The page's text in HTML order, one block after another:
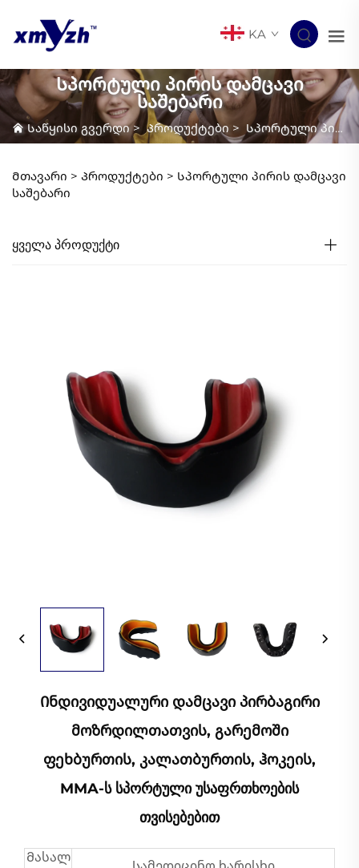
KA
Სპორტული პირის დამცავი
საშებარი
Საწყისი გვერდი> Პროდუქტები > Სპორტული პირის დამცავი საშებარი
Მთავარი > Პროდუქტები > Სპორტული პირის დამცავი
საშებარი
ᲧᲕᲔᲚᲐ ᲞᲠᲝᲓᲣᲥᲢᲘ
Ინდივიდუალური Დამცავი Პირბაგირი
Მოზრდილთათვის, Გარემოში
Ფეხბურთის, Კალათბურთის, Ჰოკეის,
MMA-Ს Სპორტული Უსაფრთხოების
Თვისებებით
Მასალ